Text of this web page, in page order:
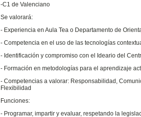
-C1 de Valenciano
Se valorará:
- Experiencia en Aula Tea o Departamento de
- Competencia en el uso de las tecnologías
- Identificación y compromiso con el Ideario del
- Formación en metodologías para el aprendizaje
- Competencias a valorar: Responsabilidad,
Flexibilidad
Funciones:
- Programar, impartir y evaluar, respetando la